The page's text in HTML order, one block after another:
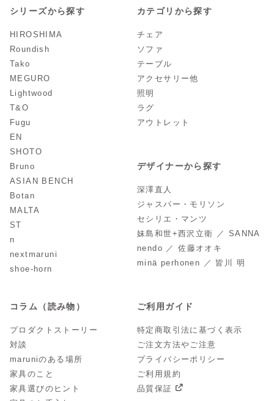
シリーズから探す
HIROSHIMA
Roundish
Tako
MEGURO
Lightwood
T&O
Fugu
EN
SHOTO
Bruno
ASIAN BENCH
Botan
MALTA
ST
n
nextmaruni
shoe-horn
カテゴリから探す
チェア
ソファ
テーブル
アクセサリー他
照明
ラグ
アウトレット
デザイナーから探す
深澤直人
ジャスパー・モリソン
セシリエ・マンツ
妹島和世+西沢立衛 ／ SANNA
nendo ／ 佐藤オオキ
minä perhonen ／ 皆川 明
コラム（読み物）
プロダクトストーリー
対談
maruniのある場所
家具のこと
家具選びのヒント
ご利用ガイド
特定商取引法に基づく表示
ご注文方法やご注意
プライバシーポリシー
ご利用規約
品質保証